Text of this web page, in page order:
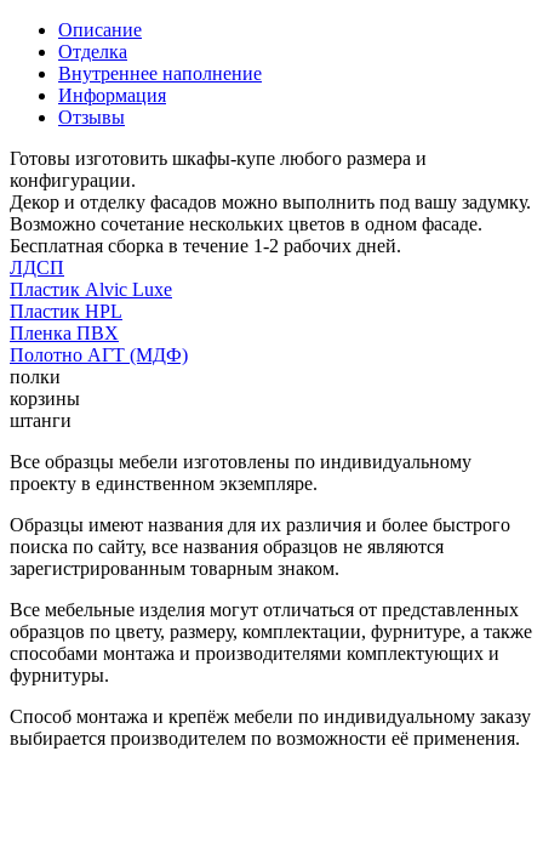
Описание
Отделка
Внутреннее наполнение
Информация
Отзывы
Готовы изготовить шкафы-купе любого размера и
конфигурации.
Декор и отделку фасадов можно выполнить под вашу задумку.
Возможно сочетание нескольких цветов в одном фасаде.
Бесплатная сборка в течение 1-2 рабочих дней.
ЛДСП
Пластик Alvic Luxe
Пластик HPL
Пленка ПВХ
Полотно АГТ (МДФ)
полки
корзины
штанги
Все образцы мебели изготовлены по индивидуальному
проекту в единственном экземпляре.
Образцы имеют названия для их различия и более быстрого
поиска по сайту, все названия образцов не являются
зарегистрированным товарным знаком.
Все мебельные изделия могут отличаться от представленных
образцов по цвету, размеру, комплектации, фурнитуре, а также
способами монтажа и производителями комплектующих и
фурнитуры.
Способ монтажа и крепёж мебели по индивидуальному заказу
выбирается производителем по возможности её применения.